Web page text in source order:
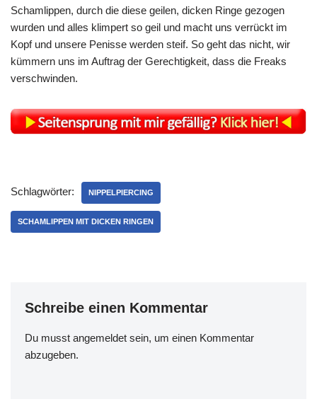
Schamlippen, durch die diese geilen, dicken Ringe gezogen
wurden und alles klimpert so geil und macht uns verrückt im
Kopf und unsere Penisse werden steif. So geht das nicht, wir
kümmern uns im Auftrag der Gerechtigkeit, dass die Freaks
verschwinden.
Schlagwörter: NIPPELPIERCING
SCHAMLIPPEN MIT DICKEN RINGEN
Schreibe einen Kommentar
Du musst angemeldet sein, um einen Kommentar
abzugeben.